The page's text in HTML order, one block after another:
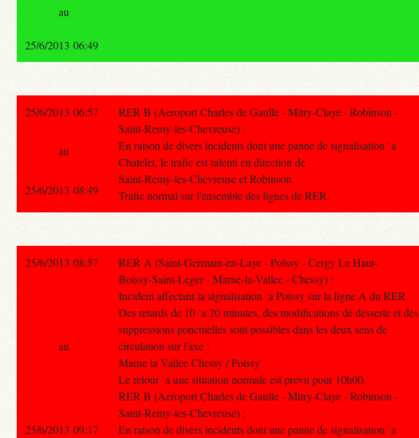
au
25/6/2013 06:49
25/6/2013 06:57
RER B (Aeroport Charles de Gaulle - Mitry-Claye - Robinson -
Saint-Remy-les-Chevreuse) :
En raison de divers incidents dont une panne de signalisation `a
Chatelet, le trafic est ralenti en direction de
Saint-Remy-les-Chevreuse et Robinson.
Trafic normal sur l'ensemble des lignes de RER.
au
25/6/2013 08:49
25/6/2013 08:57
RER A (Saint-Germain-en-Laye - Poissy - Cergy Le Haut-
Boissy-Saint-Leger - Marne-la-Vallee - Chessy) :
Incident affectant la signalisation `a Poissy sur la ligne A du RER.
Des retards de 10 `a 20 minutes, des modifications de desserte et des
suppressions ponctuelles sont possibles dans les deux sens de
circulation sur l'axe :
Marne la Vallee Chessy / Poissy
Le retour `a une situation normale est prevu pour 10h00.
RER B (Aeroport Charles de Gaulle - Mitry-Claye - Robinson -
Saint-Remy-les-Chevreuse) :
En raison de divers incidents dont une panne de signalisation `a
au
25/6/2013 09:17